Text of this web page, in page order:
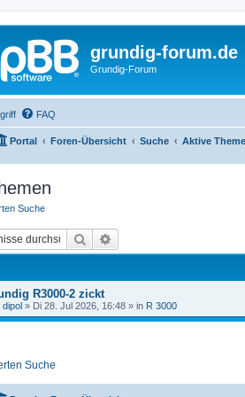
grundig-forum.de
Grundig-Forum
FAQ
Portal Foren-Übersicht Suche Aktive
Suche
Suche
R3000-2 zickt
dipol » Di 28. Jul 2026, 16:48 » in R 3000
Suche